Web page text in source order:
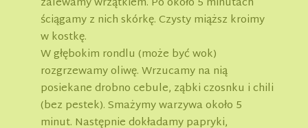
ściągamy z nich skórkę. Czysty miąższ kroimy
w kostkę.
W głębokim rondlu (może być wok)
rozgrzewamy oliwę. Wrzucamy na nią
posiekane drobno cebule, ząbki czosnku i chili
(bez pestek). Smażymy warzywa około 5
minut. Następnie dokładamy papryki,